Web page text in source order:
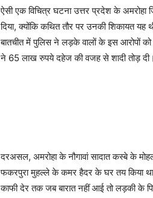
ऐसी एक विचित्र घटना उत्तर प्रदेश के
दिया, क्योंकि कथित तौर पर उनकी शिकायत यह
बातचीत में पुलिस ने लड़के वालों के इस आरोपों
ने 65 लाख रुपये दहेज की वजह से शादी तोड़ दी।
दरअसल, अमरोहा के नौगावां सादात कस्बे के
फकरपुरा मुहल्ले के कमर हैदर के घर तय किया
काफी देर तक जब बारात नहीं आई तो लड़की के